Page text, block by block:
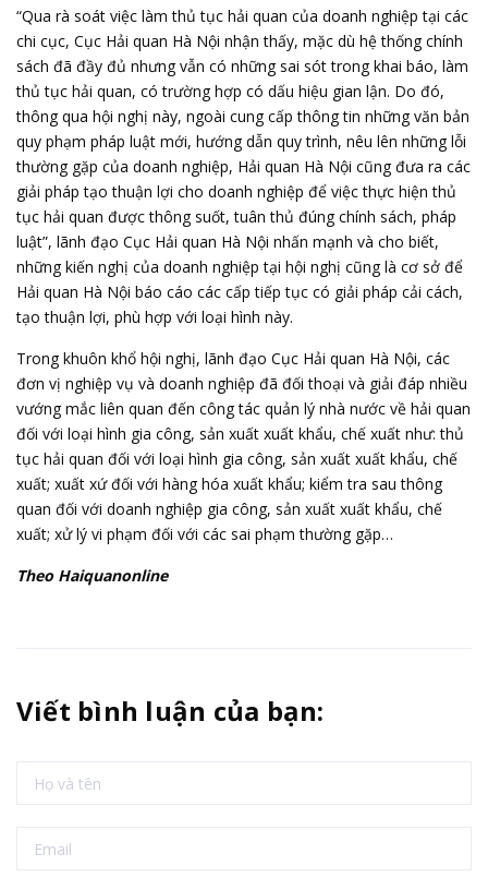
“Qua rà soát việc làm thủ tục hải quan của doanh nghiệp tại các
chi cục, Cục Hải quan Hà Nội nhận thấy, mặc dù hệ thống chính
sách đã đầy đủ nhưng vẫn có những sai sót trong khai báo, làm
thủ tục hải quan, có trường hợp có dấu hiệu gian lận. Do đó,
thông qua hội nghị này, ngoài cung cấp thông tin những văn bản
quy phạm pháp luật mới, hướng dẫn quy trình, nêu lên những lỗi
thường gặp của doanh nghiệp, Hải quan Hà Nội cũng đưa ra các
giải pháp tạo thuận lợi cho doanh nghiệp để việc thực hiện thủ
tục hải quan được thông suốt, tuân thủ đúng chính sách, pháp
luật”, lãnh đạo Cục Hải quan Hà Nội nhấn mạnh và cho biết,
những kiến nghị của doanh nghiệp tại hội nghị cũng là cơ sở để
Hải quan Hà Nội báo cáo các cấp tiếp tục có giải pháp cải cách,
tạo thuận lợi, phù hợp với loại hình này.
Trong khuôn khổ hội nghị, lãnh đạo Cục Hải quan Hà Nội, các
đơn vị nghiệp vụ và doanh nghiệp đã đối thoại và giải đáp nhiều
vướng mắc liên quan đến công tác quản lý nhà nước về hải quan
đối với loại hình gia công, sản xuất xuất khẩu, chế xuất như: thủ
tục hải quan đối với loại hình gia công, sản xuất xuất khẩu, chế
xuất; xuất xứ đối với hàng hóa xuất khẩu; kiểm tra sau thông
quan đối với doanh nghiệp gia công, sản xuất xuất khẩu, chế
xuất; xử lý vi phạm đối với các sai phạm thường gặp…
Theo Haiquanonline
Viết bình luận của bạn: